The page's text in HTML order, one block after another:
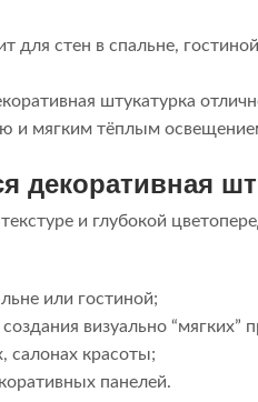
для стен в спальне,
штукатурка
и мягким тёплым
декоративная
и глубокой
или гостиной;
визуально “мягких”
салонах красоты;
панелей.